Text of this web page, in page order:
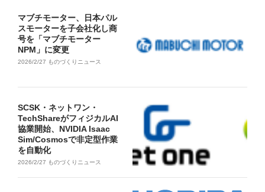
マブチモーター、日本パル
スモーターを子会社化し商
号を「マブチモーター
NPM」に変更
2026/2/27 ものづくりニュース
SCSK・ネットワン・
TechShareがフィジカルAI
協業開始、NVIDIA Isaac
Sim/Cosmosで非定型作業
を自動化
2026/2/27 ものづくりニュース